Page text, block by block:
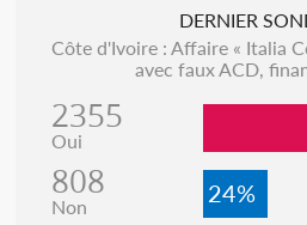
DERNIER
Côte d'Ivoire : Affaire « Italia
avec faux ACD,
2355
Oui
808
Non 24%